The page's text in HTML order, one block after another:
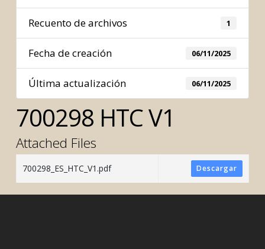
Recuento de archivos 1
Fecha de creación 06/11/2025
Última actualización 06/11/2025
700298 HTC V1
Attached Files
700298_ES_HTC_V1.pdf Descargar